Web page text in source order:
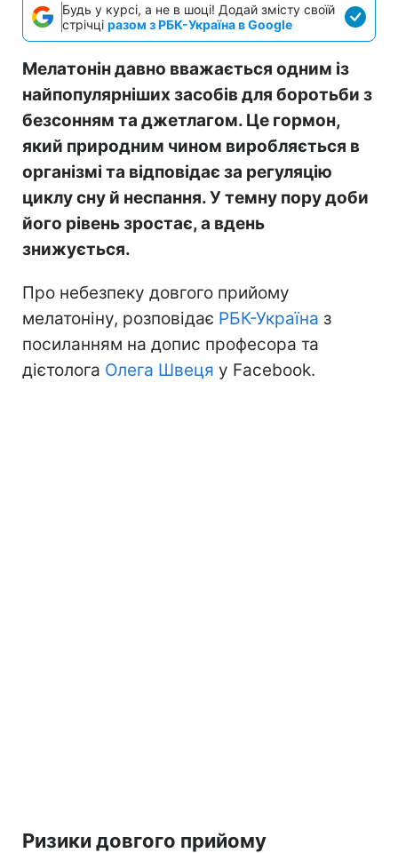
Будь у курсі, а не в шоці! Додай змісту своїй
стрічці разом з РБК-Україна в Google
Мелатонін давно вважається одним із
найпопулярніших засобів для боротьби з
безсонням та джетлагом. Це гормон,
який природним чином виробляється в
організмі та відповідає за регуляцію
циклу сну й неспання. У темну пору доби
його рівень зростає, а вдень
знижується.
Про небезпеку довгого прийому
мелатоніну, розповідає РБК-Україна з
посиланням на допис професора та
дієтолога Олега Швеця у Facebook.
Ризики довгого прийому